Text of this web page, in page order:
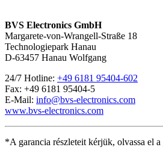
BVS Electronics GmbH
Margarete-von-Wrangell-Straße 18
Technologiepark Hanau
D-63457 Hanau Wolfgang
24/7 Hotline: +49 6181 95404-602
Fax: +49 6181 95404-5
E-Mail: info@bvs-electronics.com
www.bvs-electronics.com
*A garancia részleteit kérjük, olvassa el a